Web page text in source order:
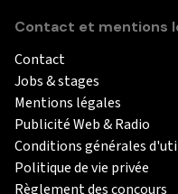
Contact et mentions
Contact
Jobs & stages
Mentions légales
Publicité Web & Radio
Conditions générales
Politique de vie privée
Règlement des concours